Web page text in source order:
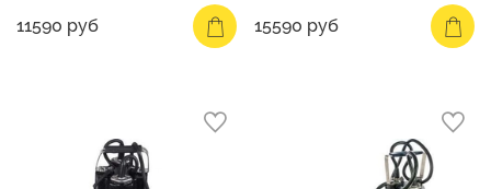
11590 руб
15590 руб